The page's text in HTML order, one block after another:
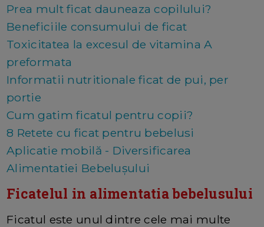
Prea mult ficat dauneaza copilului?
Beneficiile consumului de ficat
Toxicitatea la excesul de vitamina A
preformata
Informatii nutritionale ficat de pui, per
portie
Cum gatim ficatul pentru copii?
8 Retete cu ficat pentru bebelusi
Aplicatie mobilă - Diversificarea
Alimentatiei Bebelușului
Ficatelul in alimentatia bebelusului
Ficatul este unul dintre cele mai multe